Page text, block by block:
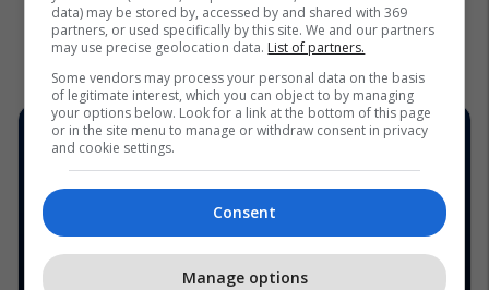
data) may be stored by, accessed by and shared with 369
partners, or used specifically by this site. We and our partners
may use precise geolocation data. List of partners.
Some vendors may process your personal data on the basis
of legitimate interest, which you can object to by managing
your options below. Look for a link at the bottom of this page
or in the site menu to manage or withdraw consent in privacy
and cookie settings.
Consent
Manage options